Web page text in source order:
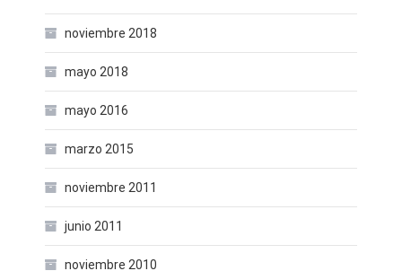
noviembre 2018
mayo 2018
mayo 2016
marzo 2015
noviembre 2011
junio 2011
noviembre 2010